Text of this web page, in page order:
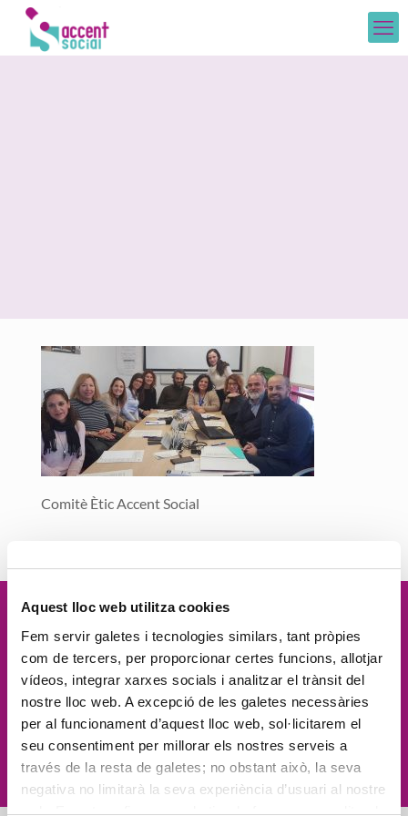
Aquest lloc web utilitza cookies
Fem servir galetes i tecnologies similars, tant pròpies
com de tercers, per proporcionar certes funcions, allotjar
vídeos, integrar xarxes socials i analitzar el trànsit del
nostre lloc web. A excepció de les galetes necessàries
per al funcionament d’aquest lloc web, sol·licitarem el
seu consentiment per millorar els nostres serveis a
través de la resta de galetes; no obstant això, la seva
negativa no limitarà la seva experiència d’usuari al nostre
web. En pot configurar o rebutjar de forma personalitzada
Comitè Ètic Accent Social
Vetllem per ladignitatde les
persones, elcompromís social, la
proximitat, l'excel·lènciai la
innovació